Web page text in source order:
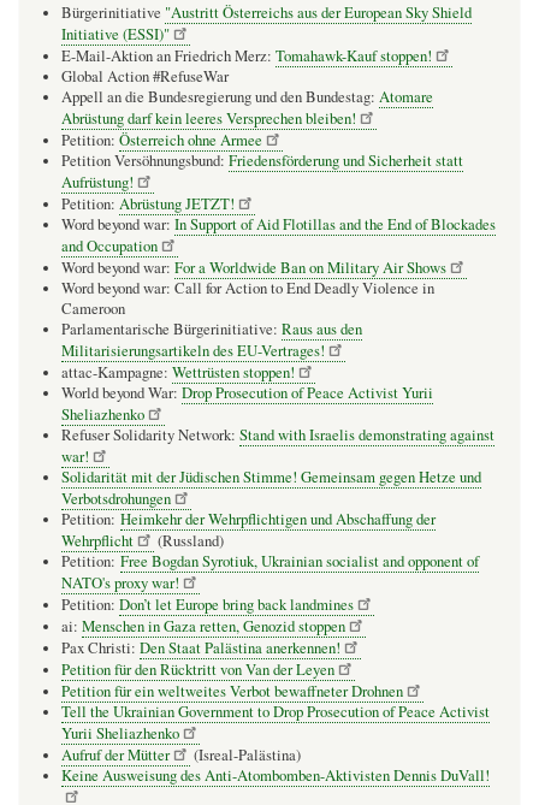
Bürgerinitiative "Austritt Österreichs aus der European Sky Shield
Initiative (ESSI)"
E-Mail-Aktion an Friedrich Merz: Tomahawk-Kauf stoppen!
Global Action #RefuseWar
Appell an die Bundesregierung und den Bundestag: Atomare
Abrüstung darf kein leeres Versprechen bleiben!
Petition: Österreich ohne Armee
Petition Versöhnungsbund: Friedensförderung und Sicherheit statt
Aufrüstung!
Petition: Abrüstung JETZT!
Word beyond war: In Support of Aid Flotillas and the End of Blockades
and Occupation
Word beyond war: For a Worldwide Ban on Military Air Shows
Word beyond war: Call for Action to End Deadly Violence in
Cameroon
Parlamentarische Bürgerinitiative: Raus aus den
Militarisierungsartikeln des EU-Vertrages!
attac-Kampagne: Wettrüsten stoppen!
World beyond War: Drop Prosecution of Peace Activist Yurii
Sheliazhenko
Refuser Solidarity Network: Stand with Israelis demonstrating against
war!
Solidarität mit der Jüdischen Stimme! Gemeinsam gegen Hetze und
Verbotsdrohungen
Petition: Heimkehr der Wehrpflichtigen und Abschaffung der
Wehrpflicht
(Russland)
Petition: Free Bogdan Syrotiuk, Ukrainian socialist and opponent of
NATO's proxy war!
Petition: Don’t let Europe bring back landmines
ai: Menschen in Gaza retten, Genozid stoppen
Pax Christi: Den Staat Palästina anerkennen!
Petition für den Rücktritt von Van der Leyen
Petition für ein weltweites Verbot bewaffneter Drohnen
Tell the Ukrainian Government to Drop Prosecution of Peace Activist
Yurii Sheliazhenko
Aufruf der Mütter
(Isreal-Palästina)
Keine Ausweisung des Anti-Atombomben-Aktivisten Dennis DuVall!